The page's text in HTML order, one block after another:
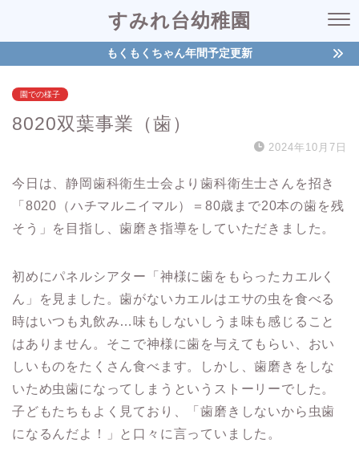
すみれ台幼稚園
もくもくちゃん年間予定更新
園での様子
8020双葉事業（歯）
2024年10月7日
今日は、静岡歯科衛生士会より歯科衛生士さんを招き
「8020（ハチマルニイマル）＝80歳まで20本の歯を残
そう」を目指し、歯磨き指導をしていただきました。
初めにパネルシアター「神様に歯をもらったカエルく
ん」を見ました。歯がないカエルはエサの虫を食べる
時はいつも丸飲み…味もしないしうま味も感じること
はありません。そこで神様に歯を与えてもらい、おい
しいものをたくさん食べます。しかし、歯磨きをしな
いため虫歯になってしまうというストーリーでした。
子どもたちもよく見ており、「歯磨きしないから虫歯
になるんだよ！」と口々に言っていました。